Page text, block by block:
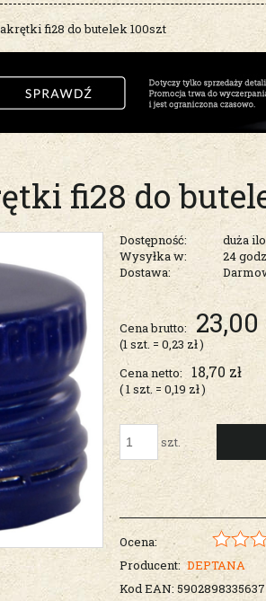
fi28 do butelek 100szt
fi28 do
Dostępność:
duża
Wysyłka w:
24
Dostawa:
Cena nie zawiera ewentualnych
kosztów płatności
Cena brutto: 23,00
(1szt. =0,23 zł)
Cena netto:
18,70 zł
( 1szt.=0,19 zł)
szt.
Ocena:
Producent: DEPTANA
Kod EAN: 5902898335637